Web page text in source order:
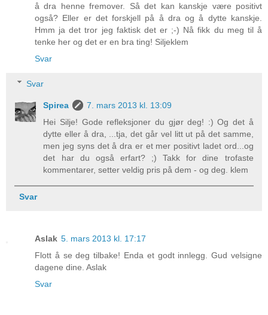
å dra henne fremover. Så det kan kanskje være positivt
også? Eller er det forskjell på å dra og å dytte kanskje.
Hmm ja det tror jeg faktisk det er ;-) Nå fikk du meg til å
tenke her og det er en bra ting! Siljeklem
Svar
Svar
Spirea
7. mars 2013 kl. 13:09
Hei Silje! Gode refleksjoner du gjør deg! :) Og det å
dytte eller å dra, ...tja, det går vel litt ut på det samme,
men jeg syns det å dra er et mer positivt ladet ord...og
det har du også erfart? ;) Takk for dine trofaste
kommentarer, setter veldig pris på dem - og deg. klem
Svar
Aslak 5. mars 2013 kl. 17:17
Flott å se deg tilbake! Enda et godt innlegg. Gud velsigne
dagene dine. Aslak
Svar